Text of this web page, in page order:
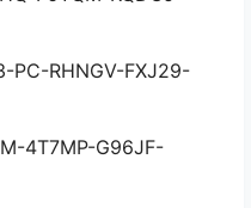
PC-RHNGV-FXJ29-
4T7MP-G96JF-